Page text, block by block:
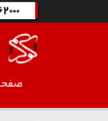
بنتون 34